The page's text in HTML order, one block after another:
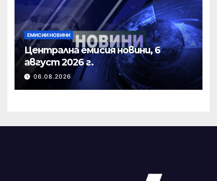
ЕМИСИИ НОВИНИ
Централна емисия новини, 6
август 2026 г.
06.08.2026